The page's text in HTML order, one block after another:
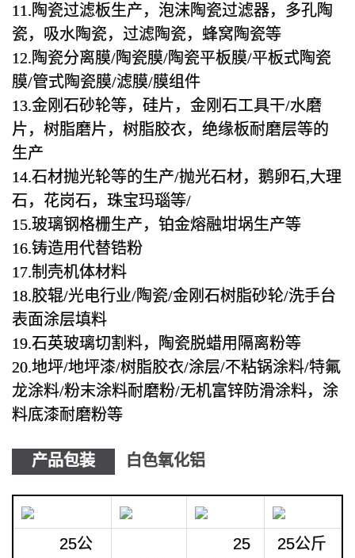
11.陶瓷过滤板生产，泡沫陶瓷过滤器，多孔陶
瓷，吸水陶瓷，过滤陶瓷，蜂窝陶瓷等
12.陶瓷分离膜/陶瓷膜/陶瓷平板膜/平板式陶瓷
膜/管式陶瓷膜/滤膜/膜组件
13.金刚石砂轮等，硅片，金刚石工具干/水磨
片，树脂磨片，树脂胶衣，绝缘板耐磨层等的
生产
14.石材抛光轮等的生产/抛光石材，鹅卵石,大理
石，花岗石，珠宝玛瑙等/
15.玻璃钢格栅生产，铂金熔融坩埚生产等
16.铸造用代替锆粉
17.制壳机体材料
18.胶辊/光电行业/陶瓷/金刚石树脂砂轮/洗手台
表面涂层填料
19.石英玻璃切割料，陶瓷脱蜡用隔离粉等
20.地坪/地坪漆/树脂胶衣/涂层/不粘锅涂料/特氟
龙涂料/粉末涂料耐磨粉/无机富锌防滑涂料，涂
料底漆耐磨粉等
产品包装 白色氧化铝
25公
25
25公斤